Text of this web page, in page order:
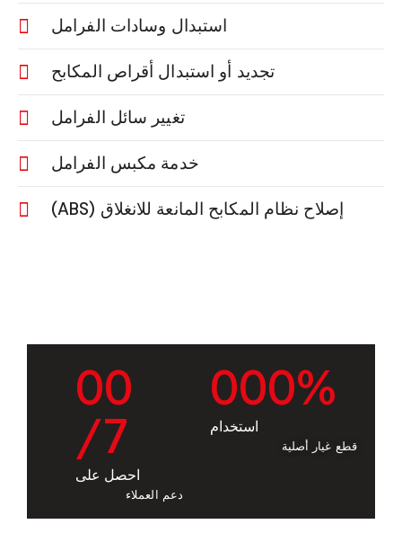
استبدال وسادات الفرامل
تجديد أو استبدال أقراص المكابح
تغيير سائل الفرامل
خدمة مكبس الفرامل
إصلاح نظام المكابح المانعة للانغلاق (ABS)
000%
استخدام
قطع غيار أصلية
00
/7
احصل على
دعم العملاء